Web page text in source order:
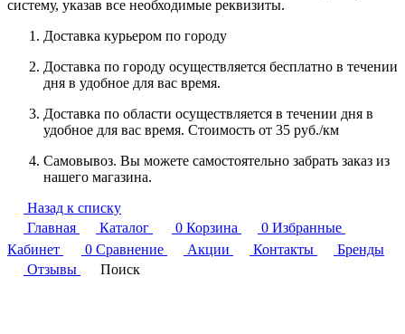
систему, указав все необходимые реквизиты.
Доставка курьером по городу
Доставка по городу осуществляется бесплатно в течении
дня в удобное для вас время.
Доставка по области осуществляется в течении дня в
удобное для вас время. Стоимость от 35 руб./км
Самовывоз. Вы можете самостоятельно забрать заказ из
нашего магазина.
Назад к списку
Главная
Каталог 0 Корзина 0 Избранные
Кабинет
0 Сравнение Акции Контакты
Бренды
Отзывы
Поиск